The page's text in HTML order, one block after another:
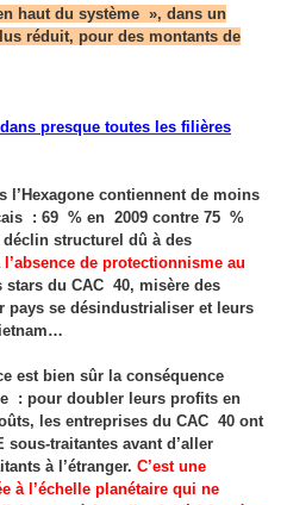
haut du système », dans un
réduit, pour des montants de
presque toutes les filières
l’Hexagone contiennent de moins
: 69 % en 2009 contre 75 %
structurel dû à des
l’absence de protectionnisme au
stars du CAC 40, misère des
pays se désindustrialiser et leurs
est bien sûr la conséquence
: pour doubler leurs profits en
les entreprises du CAC 40 ont
sous-traitantes avant d’aller
à l’étranger. C’est une
à l’échelle planétaire qui ne